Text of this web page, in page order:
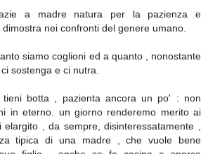
a madre natura per la pazienza e
nei confronti del genere umano.
siamo coglioni ed a quanto , nonostante
sostenga e ci nutra.
tieni botta , pazienta ancora un po' : non
in eterno. un giorno renderemo merito ai
, da sempre, disinteressatamente ,
tipica di una madre , che vuole bene